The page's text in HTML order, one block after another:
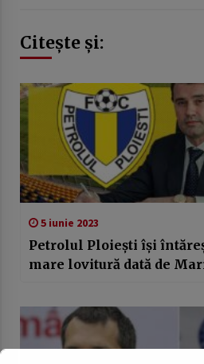
Citește și:
5 iunie 2023
Petrolul Ploiești își
mare lovitură dată de